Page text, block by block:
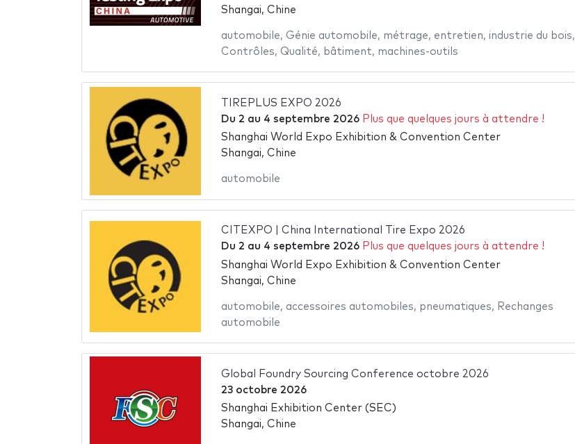
Shangai, Chine
automobile, Génie automobile, métrage, entretien, industrie du bois,
Contrôles, Qualité, bâtiment, machines-outils
TIREPLUS EXPO 2026
Du 2 au 4 septembre 2026 Plus que quelques jours à attendre !
Shanghai World Expo Exhibition & Convention Center
Shangai, Chine
automobile
CITEXPO | China International Tire Expo 2026
Du 2 au 4 septembre 2026 Plus que quelques jours à attendre !
Shanghai World Expo Exhibition & Convention Center
Shangai, Chine
automobile, accessoires automobiles, pneumatiques, Rechanges
automobile
Global Foundry Sourcing Conference octobre 2026
23 octobre 2026
Shanghai Exhibition Center (SEC)
Shangai, Chine